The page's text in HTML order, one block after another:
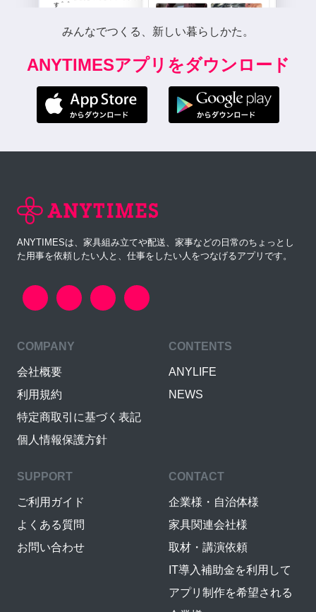
みんなでつくる、新しい暮らしかた。
ANYTIMESアプリをダウンロード
ANYTIMESは、家具組み立てや配送、家事などの日常のちょっとし
た用事を依頼したい人と、仕事をしたい人をつなげるアプリです。
COMPANY
会社概要
利用規約
特定商取引に基づく表記
個人情報保護方針
CONTENTS
ANYLIFE
NEWS
SUPPORT
ご利用ガイド
よくある質問
お問い合わせ
CONTACT
企業様・自治体様
家具関連会社様
取材・講演依頼
IT導入補助金を利用して
アプリ制作を希望される